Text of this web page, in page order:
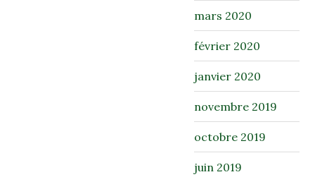
mars 2020
février 2020
janvier 2020
novembre 2019
octobre 2019
juin 2019